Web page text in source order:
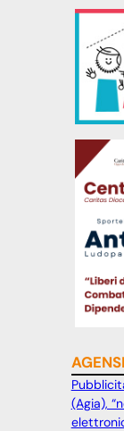
(Agia),